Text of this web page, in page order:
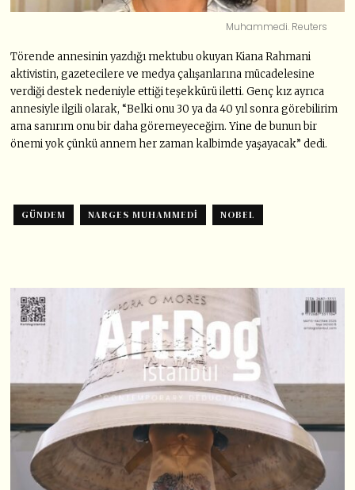
Muhammedi. Reuters
Törende annesinin yazdığı mektubu okuyan Kiana Rahmani
aktivistin, gazetecilere ve medya çalışanlarına mücadelesine
verdiği destek nedeniyle ettiği teşekkürü iletti. Genç kız ayrıca
annesiyle ilgili olarak, “Belki onu 30 ya da 40 yıl sonra görebilirim
ama sanırım onu ​​bir daha göremeyeceğim. Yine de bunun bir
önemi yok çünkü annem her zaman kalbimde yaşayacak” dedi.
GÜNDEM NARGES MUHAMMEDI NOBEL